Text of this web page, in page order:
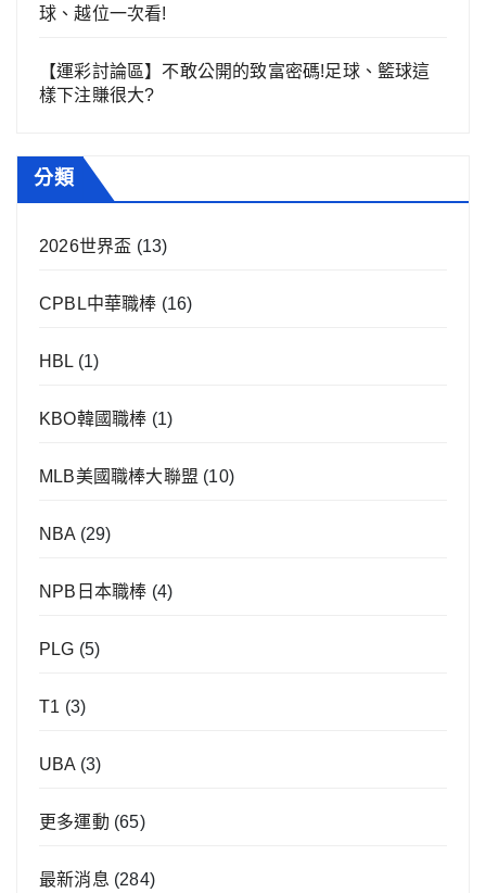
球、越位一次看!
【運彩討論區】不敢公開的致富密碼!足球、籃球這
樣下注賺很大?
分類
2026世界盃 (13)
CPBL中華職棒 (16)
HBL (1)
KBO韓國職棒 (1)
MLB美國職棒大聯盟 (10)
NBA (29)
NPB日本職棒 (4)
PLG (5)
T1 (3)
UBA (3)
更多運動 (65)
最新消息 (284)